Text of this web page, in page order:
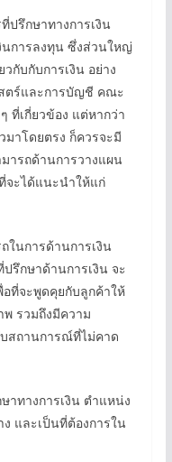
กษาทางการเงิน
นการลงทุน ซึ่งส่วนใหญ่
กับกับการเงิน อย่าง
ตร์และการบัญชี คณะ
ที่เกี่ยวข้อง แต่หากว่า
าโดยตรง ก็ควรจะมี
ารถด้านการวางแผน
จะได้แนะนำให้แก่
การด้านการเงิน
รึกษาด้านการเงิน จะ
อที่จะพูดคุยกับลูกค้าให้
พ รวมถึงมีความ
สถานการณ์ที่ไม่คาด
ทางการเงิน ตำแหน่ง
และเป็นที่ต้องการใน